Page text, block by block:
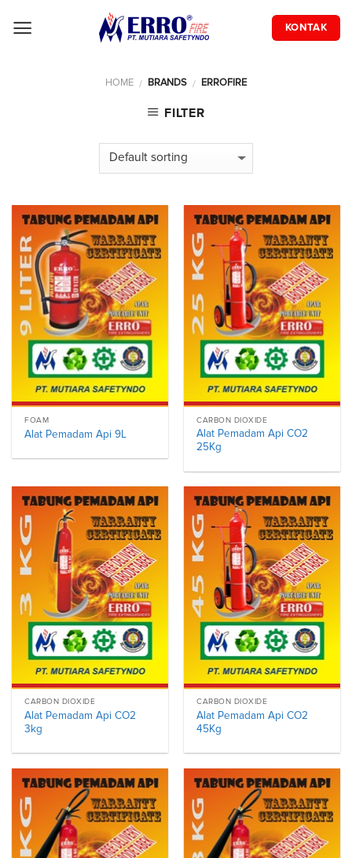
KONTAK
HOME / BRANDS / ERROFIRE
FILTER
FOAM
Alat Pemadam Api 9L
CARBON DIOXIDE
Alat Pemadam Api CO2
25Kg
CARBON DIOXIDE
Alat Pemadam Api CO2
3kg
CARBON DIOXIDE
Alat Pemadam Api CO2
45Kg